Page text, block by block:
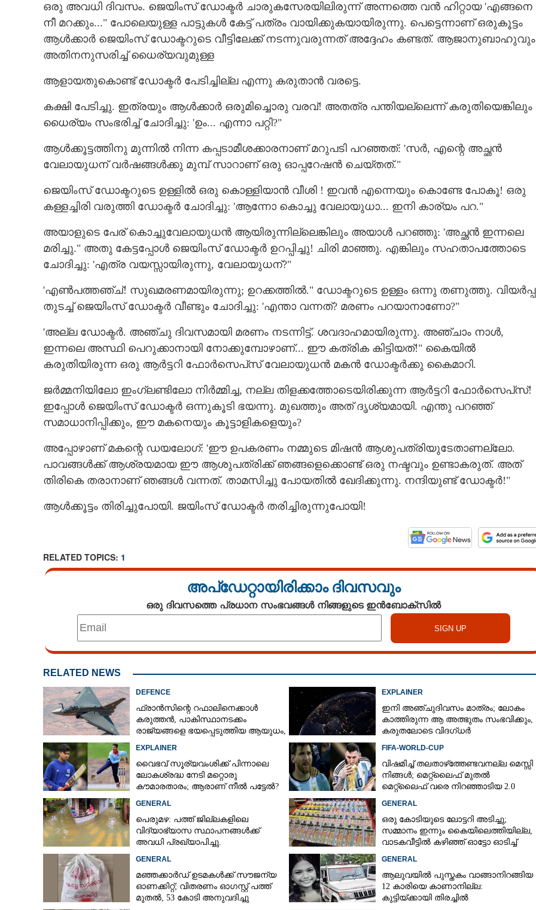
ഒരു അവധി ദിവസം. ജെയിംസ് ഡോക്ടർ ചാരുകസേരയിലിരുന്ന് അന്നത്തെ വൻ ഹിറ്റായ 'എങ്ങനെ
നീ മറക്കും..." പോലെയുള്ള പാട്ടുകൾ കേട്ട് പത്രം വായിക്കുകയായിരുന്നു. പെട്ടെന്നാണ് ഒരുകൂട്ടം
ആൾക്കാർ ജെയിംസ് ഡോക്ടറുടെ വീട്ടിലേക്ക് നടന്നുവരുന്നത് അദ്ദേഹം കണ്ടത്. ആജാനുബാഹുവും
അതിനനുസരിച്ച് ധൈര്യവുമുള്ള
ആളായതുകൊണ്ട് ഡോക്ടർ പേടിച്ചില്ല എന്നു കരുതാൻ വരട്ടെ.
കക്ഷി പേടിച്ചു. ഇത്രയും ആൾക്കാ‌ർ ഒരുമിച്ചൊരു വരവ്! അതത്ര പന്തിയല്ലെന്ന് കരുതിയെങ്കിലും
ധൈര്യം സംഭരിച്ച് ചോദിച്ചു: 'ഉം... എന്നാ പറ്റി?"
ആൾക്കൂട്ടത്തിനു മുന്നിൽ നിന്ന കപ്പടാമീശക്കാരനാണ് മറുപടി പറഞ്ഞത്: 'സർ, എന്റെ അച്ഛൻ
വേലായുധന് വർഷങ്ങൾക്കു മുമ്പ് സാറാണ് ഒരു ഓപ്പറേഷൻ ചെയ്തത്."
ജെയിംസ് ഡോക്ടറുടെ ഉള്ളിൽ ഒരു കൊള്ളിയാൻ വീശി ! ഇവൻ എന്നെയും കൊണ്ടേ പോകൂ! ഒരു
കള്ളച്ചിരി വരുത്തി ഡോക്ടർ ചോദിച്ചു: 'ആന്നോ കൊച്ചു വേലായുധാ... ഇനി കാര്യം പറ."
അയാളുടെ പേര് കൊച്ചുവേലായുധൻ ആയിരുന്നില്ലെങ്കിലും അയാൾ പറഞ്ഞു: 'അച്ഛൻ ഇന്നലെ
മരിച്ചു." അതു കേട്ടപ്പോൾ ജെയിംസ് ഡോക്ടർ ഉറപ്പിച്ചു! ചിരി മാഞ്ഞു. എങ്കിലും സഹതാപത്തോടെ
ചോദിച്ചു: 'എത്ര വയസ്സായിരുന്നു,​ വേലായുധന്?"
'എൺപത്തഞ്ച്! സുഖമരണമായിരുന്നു; ഉറക്കത്തിൽ." ഡോക്ടറുടെ ഉള്ളം ഒന്നു തണുത്തു.
തുടച്ച് ജെയിംസ് ഡോക്ടർ വീണ്ടും ചോദിച്ചു: 'എന്താ വന്നത്? മരണം പറയാനാണോ?"
'അല്ല ഡോക്ടർ. അഞ്ചു ദിവസമായി മരണം നടന്നിട്ട്. ശവദാഹമായിരുന്നു. അഞ്ചാം നാൾ,​
ഇന്നലെ അസ്ഥി പെറുക്കാനായി നോക്കുമ്പോഴാണ്... ഈ കത്രിക കിട്ടിയത്!" കൈയിൽ
കരുതിയിരുന്ന ഒരു ആർട്ടറി ഫോർസെപ്‌സ് വേലായുധൻ മകൻ ഡോക്ടർക്കു കൈമാറി.
ജർമ്മനിയിലോ ഇംഗ്ലണ്ടിലോ നിർമ്മിച്ച,​ നല്ല തിളക്കത്തോടെയിരിക്കുന്ന ആർട്ടറി ഫോർസെപ്‌സ്!
ഇപ്പോൾ ജെയിംസ് ഡോക്ടർ ഒന്നുകൂടി ഭയന്നു. മുഖത്തും അത് ദൃശ്യമായി. എന്തു പറഞ്ഞ്
സമാധാനിപ്പിക്കും,​ ഈ മകനെയും കൂട്ടാളികളെയും?
അപ്പോഴാണ് മകന്റെ ഡയലോഗ്: 'ഈ ഉപകരണം നമ്മുടെ മിഷൻ ആശുപത്രിയുടേതാണല്ലോ.
പാവങ്ങൾക്ക് ആശ്രയമായ ഈ ആശുപത്രിക്ക് ഞങ്ങളെക്കൊണ്ട് ഒരു നഷ്ടവും ഉണ്ടാകരുത്. അത്
തിരികെ തരാനാണ് ഞങ്ങൾ വന്നത്. താമസിച്ചു പോയതിൽ ഖേദിക്കുന്നു. നന്ദിയുണ്ട് ഡോക്ടർ!"
ആൾക്കൂട്ടം തിരിച്ചുപോയി. ജയിംസ് ഡോക്ടർ തരിച്ചിരുന്നുപോയി!
RELATED TOPICS: 1
അപ്ഡേറ്റായിരിക്കാം ദിവസവും
ഒരു ദിവസത്തെ പ്രധാന സംഭവങ്ങൾ നിങ്ങളുടെ ഇൻബോക്സിൽ
RELATED NEWS
DEFENCE
ഫ്രാൻസിന്റെ റഫാലിനെക്കാൾ
കരുത്തൻ,​ പാകിസ്ഥാനടക്കം
രാജ്യങ്ങളെ ഭയപ്പെടുത്തിയ ആയുധം,​
EXPLAINER
ഇനി അഞ്ചുദിവസം മാത്രം; ലോകം
കാത്തിരുന്ന ആ അത്ഭുതം സംഭവിക്കും,
കരുതലോടെ വിദഗ്ധർ
EXPLAINER
വൈഭവ് സൂര്യവംശിക്ക് പിന്നാലെ
ലോകശ്രദ്ധ നേടി മറ്റൊരു
കൗമാരതാരം; ആരാണ് നീൽ പട്ടേൽ?
FIFA-WORLD-CUP
വിഷമിച്ച് തലതാഴ്‌ത്തേണ്ടവനല്ല മെസ്സി
നിങ്ങള്‍; മെറ്റ്‌ലൈഫ് മുതല്‍
മെറ്റ്‌ലൈഫ് വരെ നിറഞ്ഞാടിയ 2.0
GENERAL
പെരുമഴ: പത്ത് ജില്ലകളിലെ
വിദ്യാഭ്യാസ സ്ഥാപനങ്ങൾക്ക്
അവധി പ്രഖ്യാപിച്ചു.
GENERAL
ഒരു കോടിയുടെ ലോട്ടറി അടിച്ചു;
സമ്മാനം ഇന്നും കൈയിലെത്തിയില്ല,
വാടകവീട്ടിൽ കഴിഞ്ഞ് ഓട്ടോ ഓടിച്ച്
GENERAL
മഞ്ഞക്കാർഡ് ഉടമകൾക്ക് സൗജന്യ
ഓണക്കിറ്റ്; വിതരണം ഓഗസ്റ്റ് പത്ത്
മുതൽ, 53 കോടി അനുവദിച്ചു
GENERAL
ആലുവയിൽ പുസ്തകം വാങ്ങാനിറങ്ങിയ
12 കാരിയെ കാണാനില്ല:
കുട്ടിയ്ക്കായി തിരച്ചിൽ
കത്രിക; ഇന്നും അന്നും!